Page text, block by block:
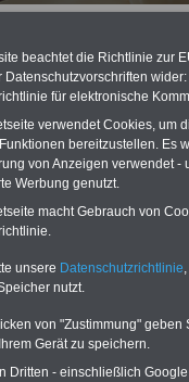
und Schüler:
sich für einen
Dienst? >>>
beachtet die Richtlinie zur
Datenschutzvorschriften
für elektronische
verwendet Cookies, um
bereitzustellen. Es
von Anzeigen verwendet
Werbung genutzt.
macht Gebrauch von
unsere Datenschutzrichtlinie
nutzt.
von "Zustimmung"
Gerät zu speichern.
Dritten - einschließlich